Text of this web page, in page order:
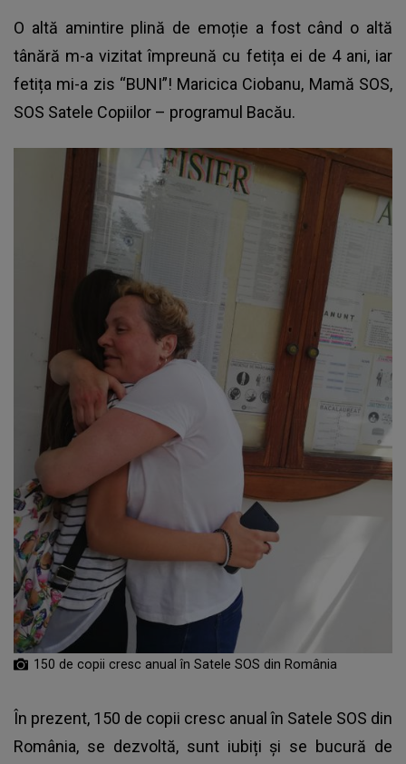
O altă amintire plină de emoție a fost când o altă
tânără m-a vizitat împreună cu fetița ei de 4 ani, iar
fetița mi-a zis “BUNI”! Maricica Ciobanu, Mamă SOS,
SOS Satele Copiilor – programul Bacău.
150 de copii cresc anual în Satele SOS din România
În prezent, 150 de copii cresc anual în Satele SOS din
România, se dezvoltă, sunt iubiți și se bucură de